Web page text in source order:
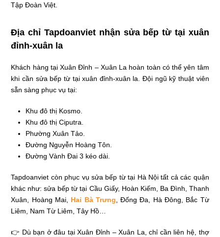
Tập Đoàn Việt.
Địa chỉ Tapdoanviet nhận sửa bếp từ tại xuân
đỉnh-xuân la
Khách hàng tại Xuân Đỉnh – Xuân La hoàn toàn có thể yên tâm
khi cần sửa bếp từ tại xuân đỉnh-xuân la. Đội ngũ kỹ thuật viên
sẵn sàng phục vụ tại:
Khu đô thị Kosmo.
Khu đô thị Ciputra.
Phường Xuân Tảo.
Đường Nguyễn Hoàng Tôn.
Đường Vành Đai 3 kéo dài.
Tapdoanviet còn phục vụ sửa bếp từ tại Hà Nội tất cả các quận
khác như: sửa bếp từ tại Cầu Giấy, Hoàn Kiếm, Ba Đình, Thanh
Xuân, Hoàng Mai, Hai Bà Trưng, Đống Đa, Hà Đông, Bắc Từ
Liêm, Nam Từ Liêm, Tây Hồ…
👉 Dù bạn ở đâu tại Xuân Đỉnh – Xuân La, chỉ cần liên hệ, thợ